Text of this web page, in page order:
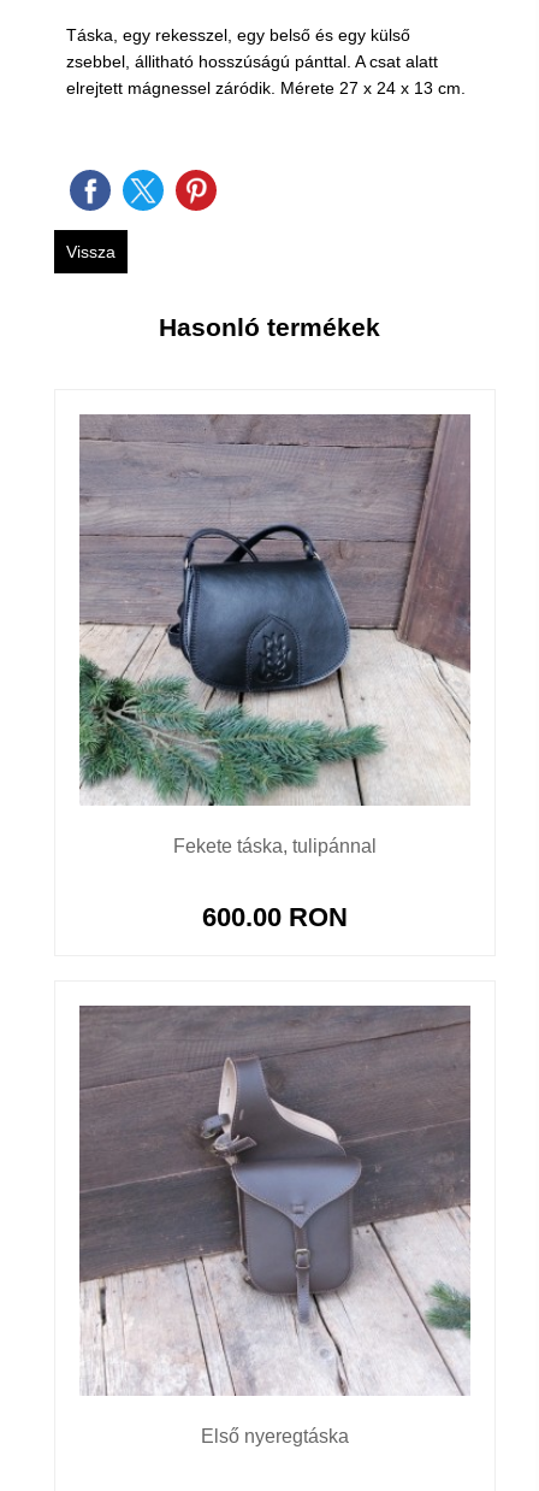
Táska, egy rekesszel, egy belső és egy külső
zsebbel, állitható hosszúságú pánttal. A csat alatt
elrejtett mágnessel záródik. Mérete 27 x 24 x 13 cm.
Vissza
Hasonló termékek
Fekete táska, tulipánnal
600.00 RON
Első nyeregtáska